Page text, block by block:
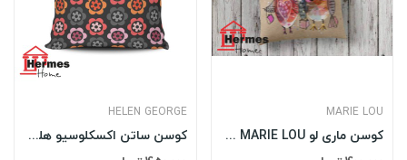
HELEN GEORGE
کوسن ساتن اکسکلوسیو هلن جورج HELEN GEORGE مدل:...
MARIE LOU
کوسن ماری لو MARIE LOU مدل: OWL